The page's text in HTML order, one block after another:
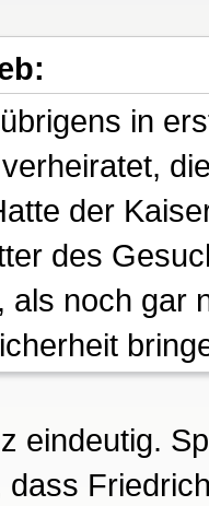
in
der
des
als noch gar
eindeutig.
dass